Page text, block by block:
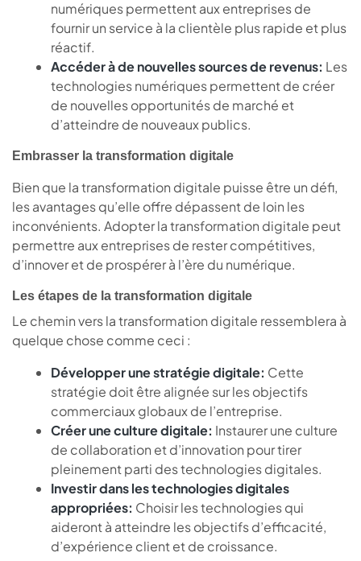
numériques permettent aux entreprises de
fournir un service à la clientèle plus rapide et plus
réactif.
Accéder à de nouvelles sources de revenus: Les
technologies numériques permettent de créer
de nouvelles opportunités de marché et
d’atteindre de nouveaux publics.
Embrasser la transformation digitale
Bien que la transformation digitale puisse être un défi,
les avantages qu’elle offre dépassent de loin les
inconvénients. Adopter la transformation digitale peut
permettre aux entreprises de rester compétitives,
d’innover et de prospérer à l’ère du numérique.
Les étapes de la transformation digitale
Le chemin vers la transformation digitale ressemblera à
quelque chose comme ceci :
Développer une stratégie digitale: Cette
stratégie doit être alignée sur les objectifs
commerciaux globaux de l’entreprise.
Créer une culture digitale: Instaurer une culture
de collaboration et d’innovation pour tirer
pleinement parti des technologies digitales.
Investir dans les technologies digitales
appropriées: Choisir les technologies qui
aideront à atteindre les objectifs d’efficacité,
d’expérience client et de croissance.